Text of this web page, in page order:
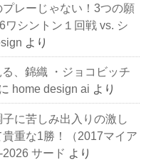
プレーじゃない！3つの願
ワシントン１回戦 vs. シ
より
、錦織 ・ジョコビッチ
home design ai より
に苦しみ出入りの激し
重な1勝！（2017マイア
サード より